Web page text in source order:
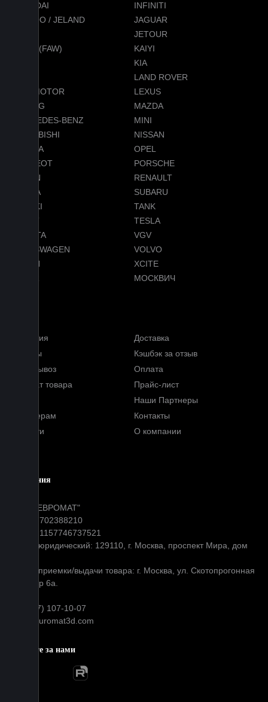
HYUNDAI
INFINITI
JAECOO / JELAND
JAGUAR
JETOUR
JETTA (FAW)
KAIYI
KIA
LAND ROVER
LEAPMOTOR
LEXUS
LIXIANG
MAZDA
MERCEDES-BENZ
MINI
MITSUBISHI
NISSAN
OMODA
OPEL
PEUGEOT
PORSCHE
RAVON
RENAULT
SKODA
SUBARU
SUZUKI
TANK
TENET
TESLA
TOYOTA
VGV
VOLKSWAGEN
VOLVO
VOYAH
XCITE
ZEEKR
МОСКВИЧ
Гарантия
Доставка
Отзывы
Кэшбэк за отзыв
Самовывоз
Оплата
Возврат товара
Прайс-лист
Наши Партнеры
Партнерам
Контакты
Новости
О компании
Компания
ООО "ЕВРОМАТ"
ИНН: 7702388210
ОГРН: 1157746737521
Адрес юридический: 129110, г. Москва, проспект Мира, дом
Адрес приемки/выдачи товара: г. Москва, ул. Скотопрогонная
д 35 стр 6а.
+7 (977) 107-10-07
info@euromat3d.com
Следите за нами